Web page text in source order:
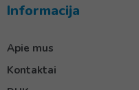
Informacija
Apie mus
Kontaktai